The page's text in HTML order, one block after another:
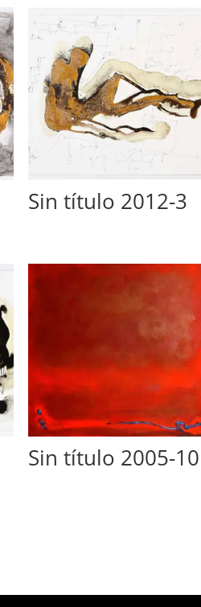
Sin título 2012-3
Sin título 2005-10